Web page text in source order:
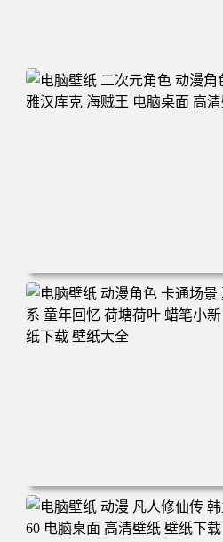
电脑壁纸 二次元角色 动漫角色 女
克 海贼王 电脑桌面 高清壁纸 壁
电脑壁纸 动漫角色 卡通场景 夏
年回忆 荷塘荷叶 蜡笔小新 电脑桌